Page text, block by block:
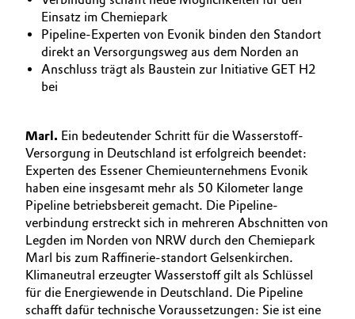
Automotive & Transportation
Battery
Catalysts
Chemical Industry
Circular Economy
Coatings, Paints & Printing
Composites
BVB Partnerschaft
Geschichte
Struktur & Organisation
Aufsichtsrat
Struktur
Business Lines
Weltweite Standorte
ESHQ
Einkauf
Einsatz im Chemiepark
Pipeline-Experten von Evonik binden den Standort
direkt an Versorgungsweg aus dem Norden an
Anschluss trägt als Baustein zur Initiative GET H2
bei
Marl. Ein bedeutender Schritt für die Wasserstoff-
Versorgung in Deutschland ist erfolgreich beendet:
Experten des Essener Chemieunternehmens Evonik
haben eine insgesamt mehr als 50 Kilometer lange
Pipeline betriebsbereit gemacht. Die Pipeline-
verbindung erstreckt sich in mehreren Abschnitten von
Legden im Norden von NRW durch den Chemiepark
Marl bis zum Raffinerie-standort Gelsenkirchen.
Klimaneutral erzeugter Wasserstoff gilt als Schlüssel
für die Energiewende in Deutschland. Die Pipeline
schafft dafür technische Voraussetzungen: Sie ist eine